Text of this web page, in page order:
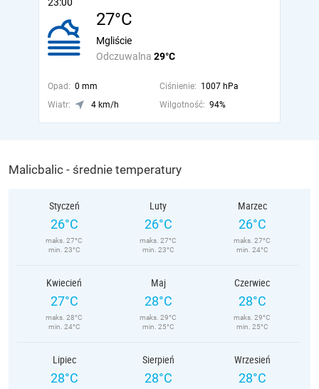
27°C
Odczuwalna 29°C
Mgliście
Opad: 0 mm Ciśnienie: 1007 hPa
Wiatr:
4 km/h Wilgotność: 94%
Malicbalic - średnie temperatury
Styczeń
26°C
maks. 27°C
min. 23°C
Luty
26°C
maks. 27°C
min. 23°C
Marzec
26°C
maks. 27°C
min. 24°C
Kwiecień
27°C
maks. 28°C
min. 24°C
Maj
28°C
maks. 29°C
min. 25°C
Czerwiec
28°C
maks. 29°C
min. 25°C
Lipiec
28°C
Sierpień
28°C
Wrzesień
28°C